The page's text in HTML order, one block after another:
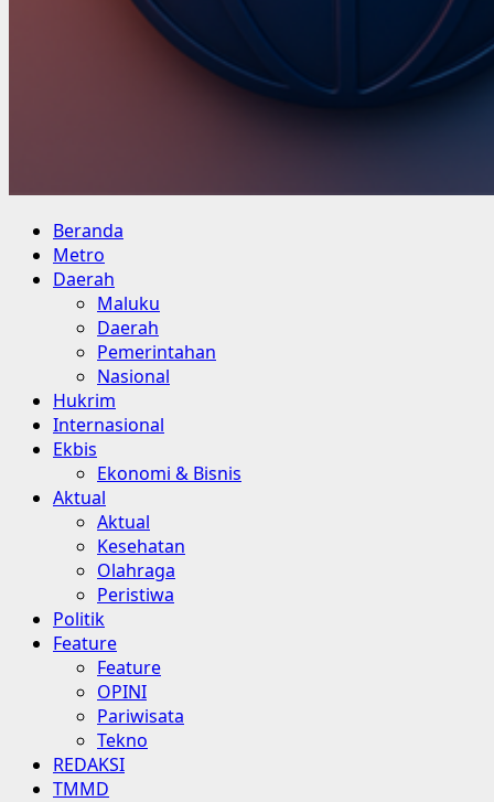
Primary
Menu
Beranda
Metro
Daerah
Maluku
Daerah
Pemerintahan
Nasional
Hukrim
Internasional
Ekbis
Ekonomi & Bisnis
Aktual
Aktual
Kesehatan
Olahraga
Peristiwa
Politik
Feature
Feature
OPINI
Pariwisata
Tekno
REDAKSI
TMMD